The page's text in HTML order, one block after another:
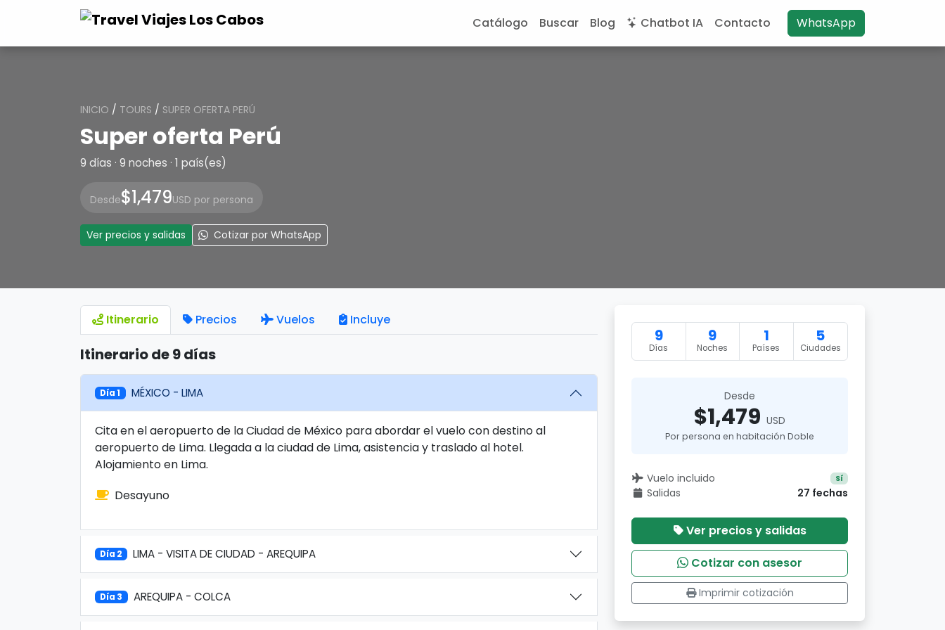
Catálogo Buscar Blog Chatbot IA Contacto WhatsApp
INICIO / TOURS / SUPER OFERTA PERÚ
Super oferta Perú
9 días · 9 noches · 1 país(es)
Desde$1,479USD por persona
Ver precios y salidas Cotizar por WhatsApp
Itinerario Precios Vuelos Incluye
Itinerario de 9 días
Día 1 MÉXICO - LIMA
Cita en el aeropuerto de la Ciudad de México para abordar el vuelo con destino al
aeropuerto de Lima. Llegada a la ciudad de Lima, asistencia y traslado al hotel.
Alojamiento en Lima.
Desayuno
Día 2 LIMA - VISITA DE CIUDAD - AREQUIPA
Día 3 AREQUIPA - COLCA
9
Días
9
Noches
1
Países
5
Ciudades
Desde
$1,479 USD
Por persona en habitación Doble
Vuelo incluido Sí
Salidas 27 fechas
Ver precios y salidas
Cotizar con asesor
Imprimir cotización